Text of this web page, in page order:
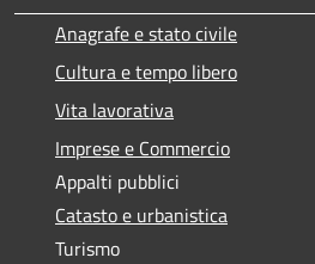
Anagrafe e stato civile
Cultura e tempo libero
Vita lavorativa
Imprese e Commercio
Appalti pubblici
Catasto e urbanistica
Turismo